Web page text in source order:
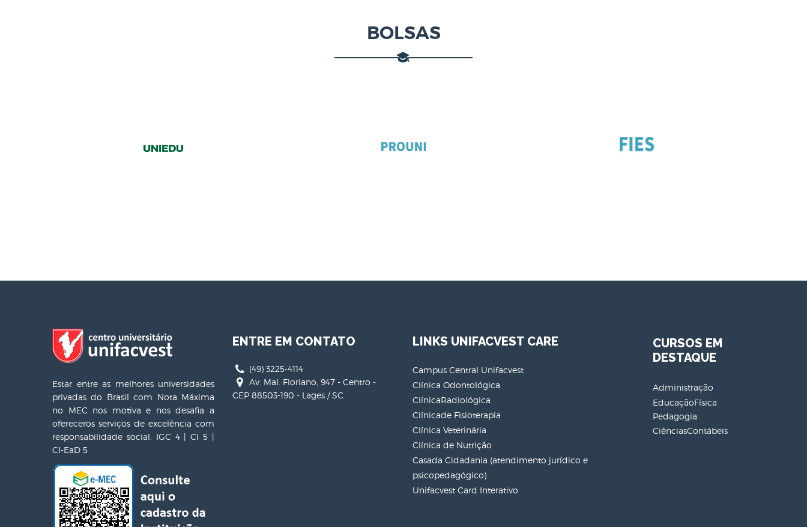
BOLSAS
Estar entre as melhores universidades
privadas do Brasil com Nota Máxima
no MEC nos motiva e nos desafia a
ofereceros serviços de excelência com
responsabilidade social. IGC 4 | CI 5 |
CI-EaD 5
ENTRE EM CONTATO
(49) 3225-4114
Av. Mal. Floriano, 947 - Centro -
CEP 88503-190 - Lages / SC
LINKS UNIFACVEST CARE
Campus Central Unifacvest
Clínica Odontológica
ClínicaRadiológica
Clínicade Fisioterapia
Clínica Veterinária
Clínica de Nutrição
Casada Cidadania (atendimento jurídico e
psicopedagógico)
Unifacvest Card Interativo
CURSOS EM
DESTAQUE
Administração
EducaçãoFísica
Pedagogia
CiênciasContábeis